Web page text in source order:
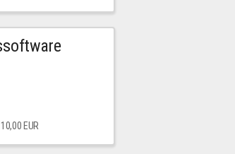
10,00 EUR